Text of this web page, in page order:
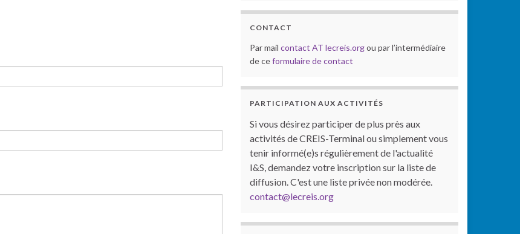
CONTACT
Par mail contact AT lecreis.orgou par l’intermédiaire
de ceformulaire de contact
PARTICIPATION AUX ACTIVITÉS
Si vous désirez participer de plus près aux
activités de CREIS-Terminal ou simplement vous
tenir informé(e)s régulièrement de l'actualité
I&S, demandez votre inscription sur la liste de
diffusion. C'est une liste privée non modérée.
contact@lecreis.org